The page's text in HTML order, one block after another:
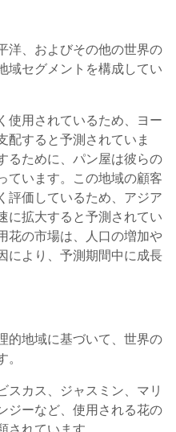
洋、およびその他の世界の
域セグメントを構成してい
使用されているため、ヨー
配すると予測されていま
るために、パン屋は彼らの
ています。この地域の顧客
評価しているため、アジア
に拡大すると予測されてい
花の市場は、人口の増加や
により、予測期間中に成長
的地域に基づいて、世界の
スカス、ジャスミン、マリ
ジーなど、使用される花の
れています。